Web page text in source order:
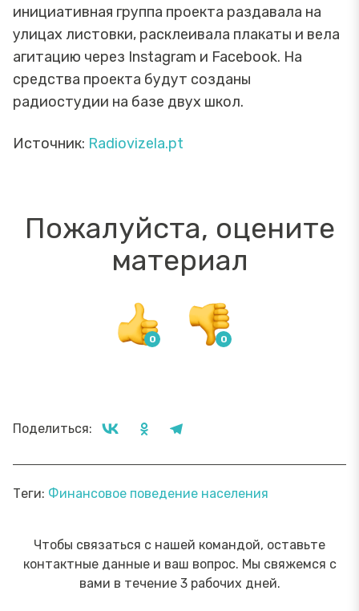
инициативная группа проекта раздавала на
улицах листовки, расклеивала плакаты и вела
агитацию через Instagram и Facebook. На
средства проекта будут созданы
радиостудии на базе двух школ.
Источник: Radiovizela.pt
Пожалуйста, оцените
материал
Поделиться:
Теги: Финансовое поведение населения
Чтобы связаться с нашей командой, оставьте
контактные данные и ваш вопрос. Мы свяжемся с
вами в течение 3 рабочих дней.